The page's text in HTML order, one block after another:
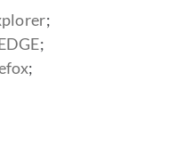
;
;
;